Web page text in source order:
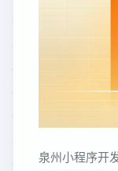
泉州小程序开